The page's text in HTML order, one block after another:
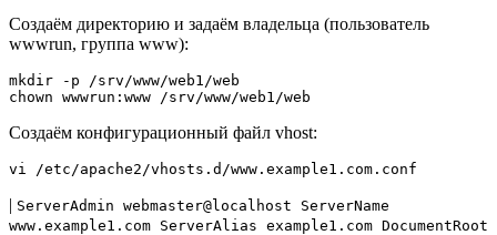
Создаём директорию и задаём владельца (пользователь
wwwrun, группа www):
mkdir -p /srv/www/web1/web
chown wwwrun:www /srv/www/web1/web
Создаём конфигурационный файл vhost:
vi /etc/apache2/vhosts.d/www.example1.com.conf
| ServerAdmin webmaster@localhost ServerName
www.example1.com ServerAlias example1.com DocumentRoot